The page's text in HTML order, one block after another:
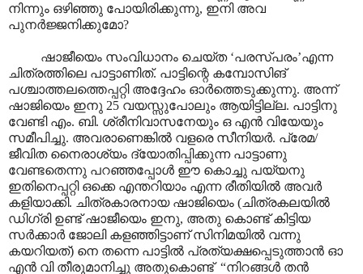
നിന്നും ഒഴിഞ്ഞു പോയിരിക്കുന്നു, ഇനി അവ
പുനർജ്ജനിക്കുമോ?
ഷാജീയെം സംവിധാനം ചെയ്ത ‘പരസ്പരം’എന്ന
ചിത്രത്തിലെ പാട്ടാ‍ണിത്. പാട്ടിന്റെ കമ്പോസിങ്
പശ്ചാത്തലത്തെപ്പറ്റി അദ്ദേഹം ഓർത്തെടുക്കുന്നു. അന്ന്
ഷാജിയെം ഇനു 25 വയസ്സുപോലും ആയിട്ടില്ല. പാട്ടിനു
വേണ്ടി എം. ബി. ശ്രീനിവാസനേയും ഒ എൻ വിയേയും
സമീപിച്ചു. അവരാണെങ്കിൽ വളരെ സീനിയർ. പ്രേമ/
ജീവിത നൈരാശ്യം ദ്യോതിപ്പിക്കുന്ന പാട്ടാണു
വേണ്ടതെന്നു പറഞ്ഞപ്പോൾ ഈ കൊച്ചു പയ്യനു
ഇതിനെപ്പറ്റി ഒക്കെ എന്തറിയാം എന്ന രീതിയിൽ അവർ
കളിയാക്കി. ചിത്രകാരനായ ഷാജിയെം (ചിത്രകലയിൽ
ഡിഗ്രി ഉണ്ട് ഷാജീയെം ഇനു, അതു കൊണ്ട് കിട്ടിയ
സർക്കാർ ജോലി കളഞ്ഞിട്ടാണ് സിനിമയിൽ വന്നു
കയറിയത്) നെ തന്നെ പാട്ടിൽ പ്രത്യക്ഷപ്പെടുത്താൻ ഓ
എൻ വി തീരുമാനിച്ചു അതുകൊണ്ട് “നിറങ്ങൾ തൻ